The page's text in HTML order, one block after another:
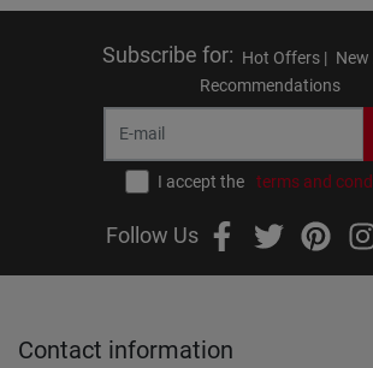
Subscribe for: Hot Offers | New
Recommendations
I accept the terms and
Follow Us
Contact information